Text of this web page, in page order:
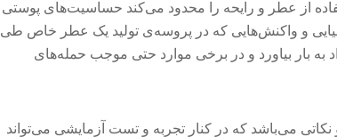
از عطر و رایحه را محدود می‌کند حساسیت‌های پوستی
و واکنش‌هایی که در پروسه‌ی تولید یک عطر خاص طی
به بار بیاورد و در برخی موارد حتی موجب حمله‌های
می‌باشد که در کنار تجربه و تست آزمایشی می‌تواند